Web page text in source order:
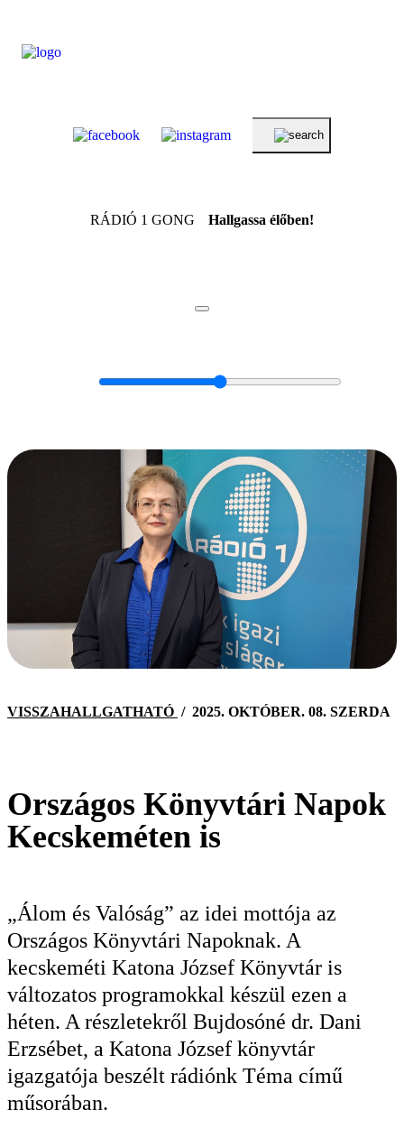
RÁDIÓ 1 GONG Hallgassa élőben!
VISSZAHALLGATHATÓ / 2025. OKTÓBER. 08. SZERDA
Országos Könyvtári Napok
Kecskeméten is
„Álom és Valóság” az idei mottója az
Országos Könyvtári Napoknak. A
kecskeméti Katona József Könyvtár is
változatos programokkal készül ezen a
héten. A részletekről Bujdosóné dr. Dani
Erzsébet, a Katona József könyvtár
igazgatója beszélt rádiónk Téma című
műsorában.